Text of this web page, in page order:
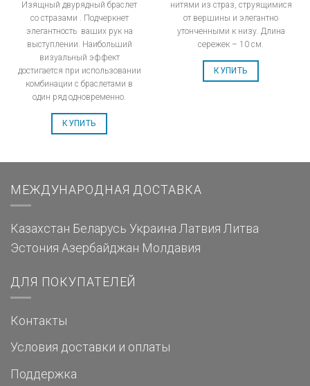
Изящный двурядный браслет
со стразами . Подчеркнет
элегантность ваших рук на
выступлении. Наибольший
визуальный эффект
достигается при использовании
комбинации с браслетами в
один ряд одновременно.
КУПИТЬ
нитями из страз, струящимися
от вершины и элегантно
утонченными к низу. Длина
сережек – 10 см.
КУПИТЬ
МЕЖДУНАРОДНАЯ ДОСТАВКА
Казахстан Беларусь Украина Латвия Литва
Эстония Азербайджан Молдавия
ДЛЯ ПОКУПАТЕЛЕЙ
Контакты
Условия доставки и оплаты
Поддержка